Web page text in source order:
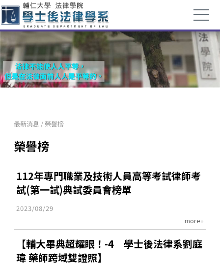
最新消息 / 榮譽榜
榮譽榜
112年專門職業及技術人員高等考試律師考
試(第一試)典試委員會榜單
2023/08/29
more+
【輔大畢典超耀眼！-4 學士後法律系劉庭
瑋 藥師跨域雙證照】